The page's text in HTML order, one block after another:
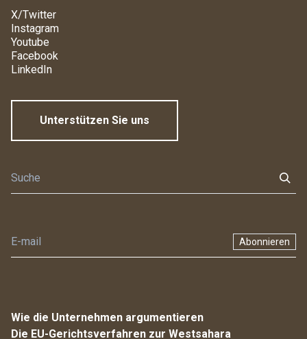
X/Twitter
Instagram
Youtube
Facebook
LinkedIn
Unterstützen Sie uns
Abonnieren
Wie die Unternehmen argumentieren
Die EU-Gerichtsverfahren zur Westsahara